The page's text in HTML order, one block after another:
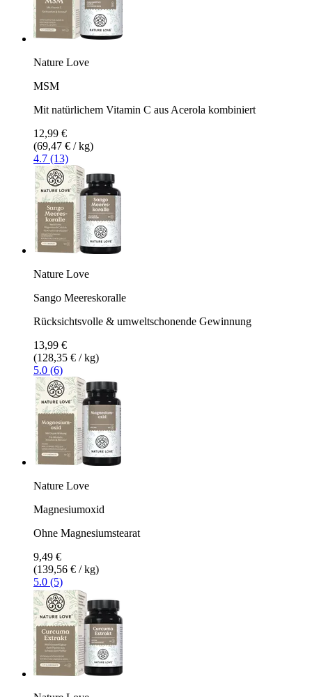
Nature Love
MSM
Mit natürlichem Vitamin C aus Acerola kombiniert
12,99 €
(69,47 € / kg)
4.7 (13)
Nature Love
Sango Meereskoralle
Rücksichtsvolle & umweltschonende Gewinnung
13,99 €
(128,35 € / kg)
5.0 (6)
Nature Love
Magnesiumoxid
Ohne Magnesiumstearat
9,49 €
(139,56 € / kg)
5.0 (5)